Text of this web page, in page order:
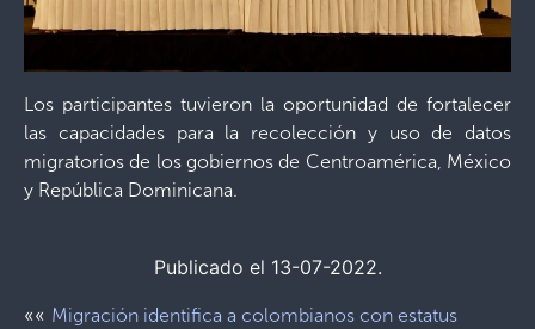
Los participantes tuvieron la oportunidad de fortalecer
las capacidades para la recolección y uso de datos
migratorios de los gobiernos de Centroamérica, México
y República Dominicana.
Publicado el 13-07-2022.
«« Migración identifica a colombianos con estatus